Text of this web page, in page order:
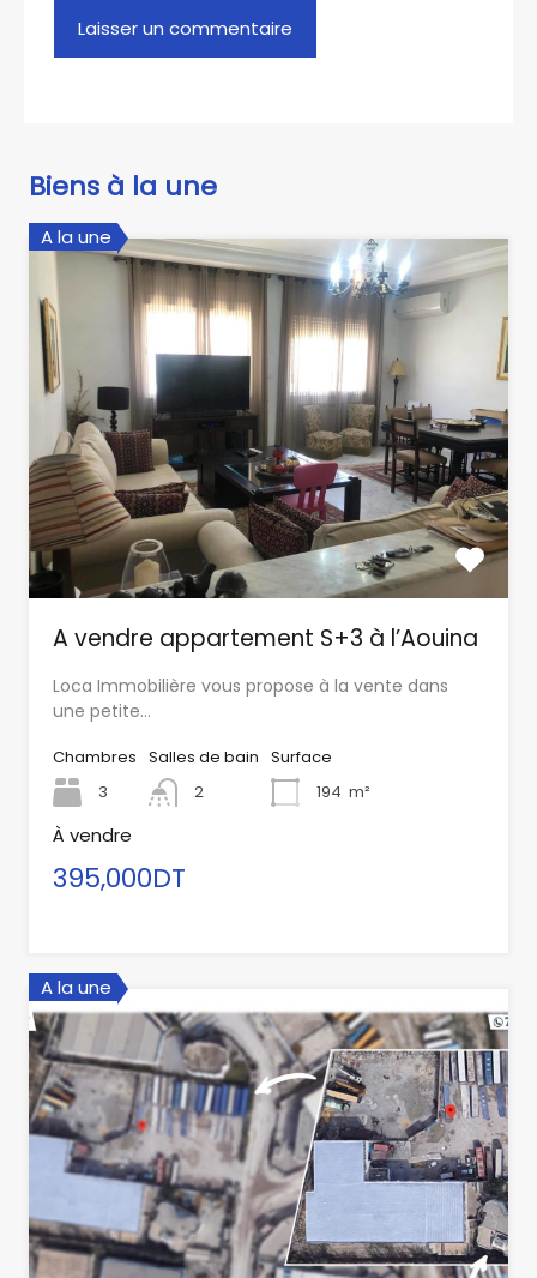
Biens à la une
A la une
A vendre appartement S+3 à l’Aouina
Loca Immobilière vous propose à la vente dans
une petite…
Chambres
3
Salles de bain
2
Surface
194 m²
À vendre
395,000DT
A la une